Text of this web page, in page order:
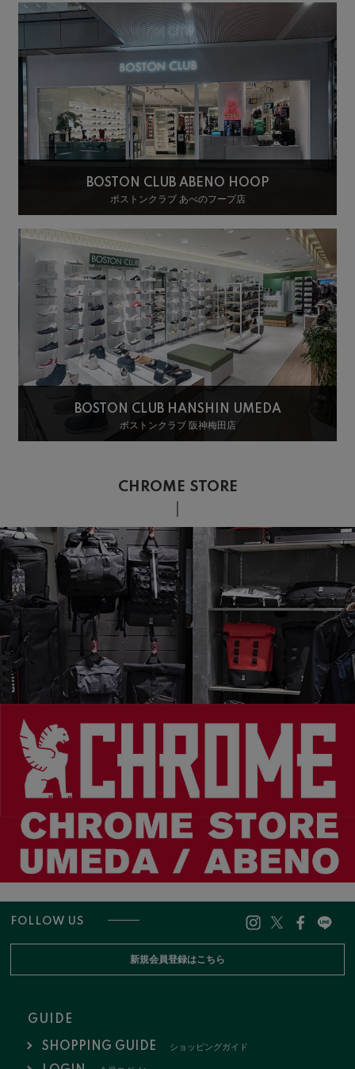
BOSTON CLUB ABENO HOOP
ボストンクラブ あべのフープ店
BOSTON CLUB HANSHIN UMEDA
ボストンクラブ 阪神梅田店
CHROME STORE
FOLLOW US
新規会員登録はこちら
GUIDE
SHOPPING GUIDE ショッピングガイド